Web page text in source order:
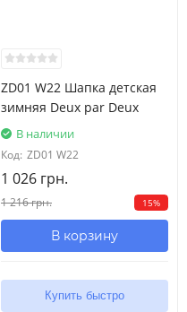
ZD01 W22 Шапка детская
зимняя Deux par Deux
В наличии
Код: ZD01 W22
1 026 грн.
1 216 грн. 15%
В корзину
Купить быстро